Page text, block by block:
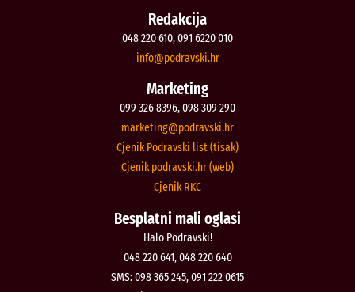
Redakcija
048 220 610, 091 6220 010
rh.iksvardop
@ofni
Marketing
099 326 8396, 098 309 290
rh.iksvardop
@gnitekram
Cjenik Podravski list (tisak)
Cjenik podravski.hr (web)
Cjenik RKC
Besplatni mali oglasi
Halo Podravski!
048 220 641, 048 220 640
SMS: 098 365 245, 091 222 0615